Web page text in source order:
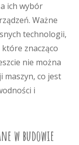
ich wybór
Ważne
technologii,
znacząco
nie można
maszyn, co jest
i
w budowie